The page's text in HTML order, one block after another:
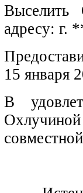
адресу: г.
15 января
В